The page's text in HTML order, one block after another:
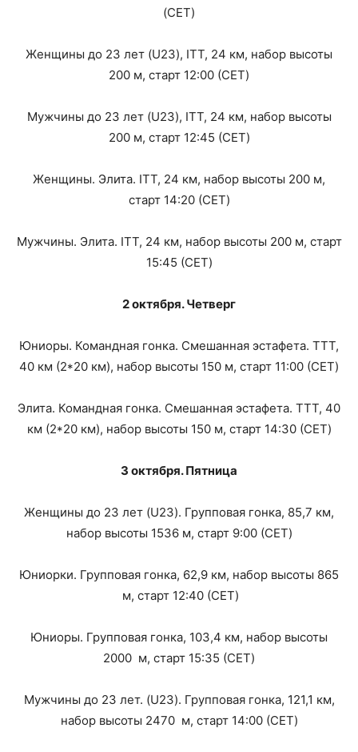
(CET)
Женщины до 23 лет (U23), ITT, 24 км, набор высоты
200 м, старт 12:00 (CET)
Мужчины до 23 лет (U23), ITT, 24 км, набор высоты
200 м, старт 12:45 (CET)
Женщины. Элита. ITT, 24 км, набор высоты 200 м,
старт 14:20 (CET)
Мужчины. Элита. ITT, 24 км, набор высоты 200 м, старт
15:45 (CET)
2 октября. Четверг
Юниоры. Командная гонка. Смешанная эстафета. TTT,
40 км (2*20 км), набор высоты 150 м, старт 11:00 (CET)
Элита. Командная гонка. Смешанная эстафета. TTT, 40
км (2*20 км), набор высоты 150 м, старт 14:30 (CET)
3 октября. Пятница
Женщины до 23 лет (U23). Групповая гонка, 85,7 км,
набор высоты 1536 м, старт 9:00 (CET)
Юниорки. Групповая гонка, 62,9 км, набор высоты 865
м, старт 12:40 (CET)
Юниоры. Групповая гонка, 103,4 км, набор высоты
2000 м, старт 15:35 (CET)
Мужчины до 23 лет. (U23). Групповая гонка, 121,1 км,
набор высоты 2470 м, старт 14:00 (CET)